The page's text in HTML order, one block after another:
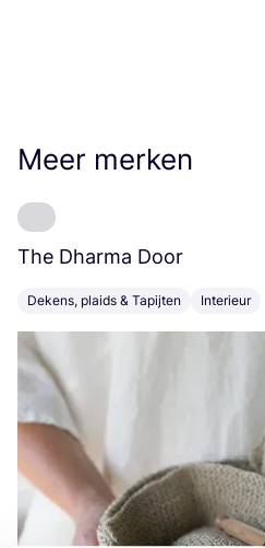
Meer merken
The Dharma Door
Dekens, plaids & Tapijten Interieur